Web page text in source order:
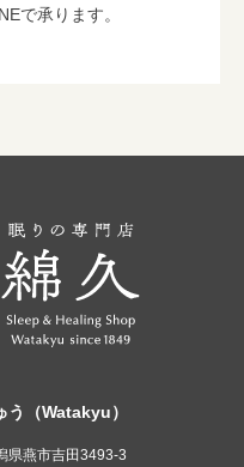
で承ります。
（Watakyu）
県燕市吉田3493-3